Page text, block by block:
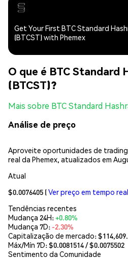
Get Your First BTC Standard
(BTCST) with Phemex
O que é BTC Standard
(BTCST)?
Mais sobre BTC Standard
Análise de preço
Aproveite oportunidades de
real da Phemex, atualizados em
Atual
$0.0076405 (Ver preço em tempo real
Tendências recentes
Mudança 24H:+0.80%
Mudança 7D: -2.30%
Capitalização de mercado:
Máx/Mín 7D: $0.0081514/ $0.0075502
Sentimento da Comunidade